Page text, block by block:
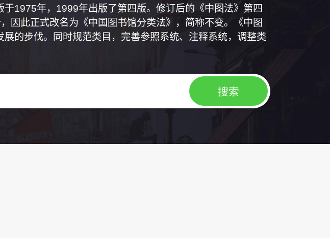
1975年，1999年出版了第四版。修订后的《中图法》第四
因此正式改名为《中国图书馆分类法》，简称不变。《中图
的步伐。同时规范类目，完善参照系统、注释系统，调整类